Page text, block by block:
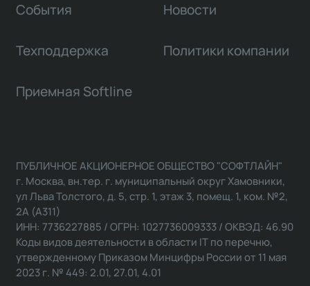
События Новости
Техподдержка Политики компании
Приемная Softline
ПУБЛИЧНОЕ АКЦИОНЕРНОЕ ОБЩЕСТВО "СОФТЛАЙН"
г. Москва, вн.тер. г. муниципальный округ Хамовники,
ул Льва Толстого, д. 5, стр. 1, этаж 3, помещ. 1, ком. №2,
2А (А311)
ИНН: 7736227885 / ОГРН: 1027736009333 / ОКВЭД: 46.90
Коды видов деятельности в области IT по перечню,
утвержденному Приказом Минцифры России от 11 мая
2023 г. № 449: 2.01, 27.01, 4.01